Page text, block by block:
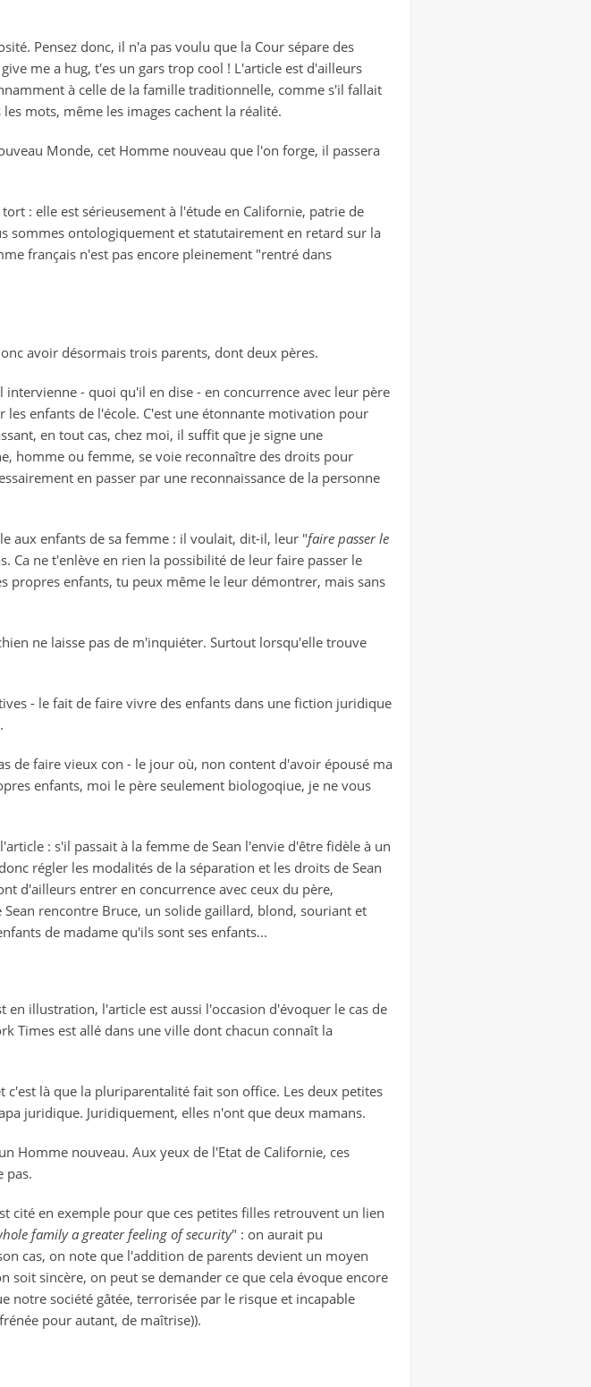
Pensez donc, il n'a pas voulu que la Cour sépare des
me a hug, t'es un gars trop cool ! L'article est d'ailleurs
à celle de la famille traditionnelle, comme s'il fallait
mots, même les images cachent la réalité.
Monde, cet Homme nouveau que l'on forge, il passera
: elle est sérieusement à l'étude en Californie, patrie de
sommes ontologiquement et statutairement en retard sur la
français n'est pas encore pleinement "rentré dans
avoir désormais trois parents, dont deux pères.
intervienne - quoi qu'il en dise - en concurrence avec leur père
enfants de l'école. C'est une étonnante motivation pour
en tout cas, chez moi, il suffit que je signe une
homme ou femme, se voie reconnaître des droits pour
en passer par une reconnaissance de la personne
aux enfants de sa femme : il voulait, dit-il, leur "faire passer le
Ca ne t'enlève en rien la possibilité de leur faire passer le
propres enfants, tu peux même le leur démontrer, mais sans
ne laisse pas de m'inquiéter. Surtout lorsqu'elle trouve
- le fait de faire vivre des enfants dans une fiction juridique
de faire vieux con - le jour où, non content d'avoir épousé ma
enfants, moi le père seulement biologoqiue, je ne vous
: s'il passait à la femme de Sean l'envie d'être fidèle à un
régler les modalités de la séparation et les droits de Sean
d'ailleurs entrer en concurrence avec ceux du père,
rencontre Bruce, un solide gaillard, blond, souriant et
de madame qu'ils sont ses enfants...
en illustration, l'article est aussi l'occasion d'évoquer le cas de
Times est allé dans une ville dont chacun connaît la
là que la pluriparentalité fait son office. Les deux petites
juridique. Juridiquement, elles n'ont que deux mamans.
Homme nouveau. Aux yeux de l'Etat de Californie, ces
pas.
cité en exemple pour que ces petites filles retrouvent un lien
family a greater feeling of security" : on aurait pu
cas, on note que l'addition de parents devient un moyen
sincère, on peut se demander ce que cela évoque encore
notre société gâtée, terrorisée par le risque et incapable
pour autant, de maîtrise)).